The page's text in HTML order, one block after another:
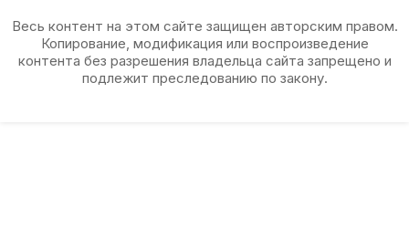
Весь контент на этом сайте защищен авторским правом.
Копирование, модификация или воспроизведение
контента без разрешения владельца сайта запрещено и
подлежит преследованию по закону.